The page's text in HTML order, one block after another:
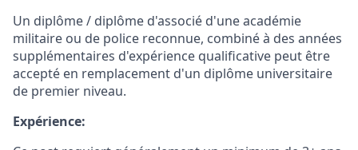
Un diplôme / diplôme d'associé d'une académie
militaire ou de police reconnue, combiné à des années
supplémentaires d'expérience qualificative peut être
accepté en remplacement d'un diplôme universitaire
de premier niveau.
Expérience: